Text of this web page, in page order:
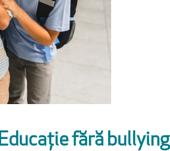
fără bullying